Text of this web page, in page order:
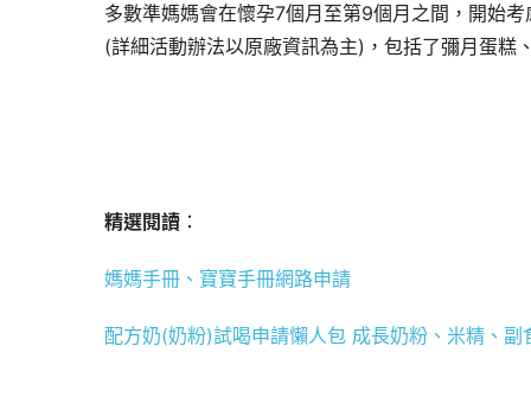
多數準媽媽會在懷孕7個月至第9個月之間，開始
(詳細活動辦法以原廠資訊為主)，包括了彌月蛋糕
精選閱讀 ：
媽媽手冊、寶寶手冊網路申請
配方奶(奶粉)試喝申請懶人包 成長奶粉、米精、副